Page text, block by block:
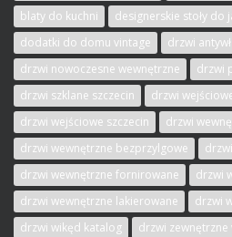
blaty do kuchni
designerskie stoły do
dodatki do domu vintage
drzwi
drzwi nowoczesne wewnętrzne
drzwi
drzwi szklane szczecin
drzwi
drzwi wejściowe szczecin
drzwi
drzwi wewnętrzne bezprzylgowe
drzwi wewnętrzne fornirowane
drzwi
drzwi wewnętrzne lakierowane
drzwi
drzwi wikęd katalog
drzwi zewnętrzne